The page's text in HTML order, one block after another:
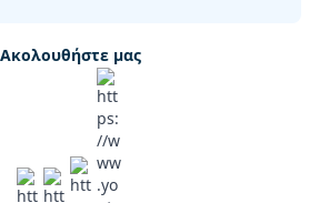
Ακολουθήστε μας